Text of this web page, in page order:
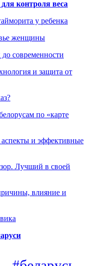
контроля веса
у ребенка
женщины
современности
и защита от
по «карте
и эффективные
Лучший в своей
влияние и